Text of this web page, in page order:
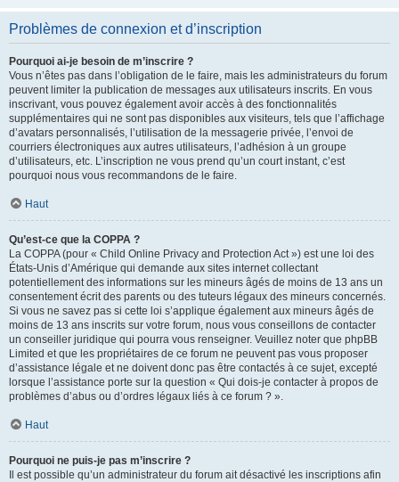
Problèmes de connexion et d’inscription
Pourquoi ai-je besoin de m’inscrire ?
Vous n’êtes pas dans l’obligation de le faire, mais les administrateurs du forum
peuvent limiter la publication de messages aux utilisateurs inscrits. En vous
inscrivant, vous pouvez également avoir accès à des fonctionnalités
supplémentaires qui ne sont pas disponibles aux visiteurs, tels que l’affichage
d’avatars personnalisés, l’utilisation de la messagerie privée, l’envoi de
courriers électroniques aux autres utilisateurs, l’adhésion à un groupe
d’utilisateurs, etc. L’inscription ne vous prend qu’un court instant, c’est
pourquoi nous vous recommandons de le faire.
Haut
Qu’est-ce que la COPPA ?
La COPPA (pour « Child Online Privacy and Protection Act ») est une loi des
États-Unis d’Amérique qui demande aux sites internet collectant
potentiellement des informations sur les mineurs âgés de moins de 13 ans un
consentement écrit des parents ou des tuteurs légaux des mineurs concernés.
Si vous ne savez pas si cette loi s’applique également aux mineurs âgés de
moins de 13 ans inscrits sur votre forum, nous vous conseillons de contacter
un conseiller juridique qui pourra vous renseigner. Veuillez noter que phpBB
Limited et que les propriétaires de ce forum ne peuvent pas vous proposer
d’assistance légale et ne doivent donc pas être contactés à ce sujet, excepté
lorsque l’assistance porte sur la question « Qui dois-je contacter à propos de
problèmes d’abus ou d’ordres légaux liés à ce forum ? ».
Haut
Pourquoi ne puis-je pas m’inscrire ?
Il est possible qu’un administrateur du forum ait désactivé les inscriptions afin